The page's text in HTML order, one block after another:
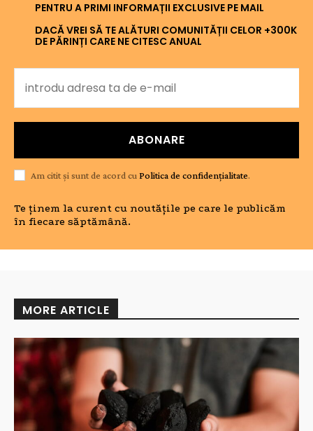
PENTRU A PRIMI INFORMAȚII EXCLUSIVE PE MAIL
DACĂ VREI SĂ TE ALĂTURI COMUNITĂȚII CELOR +300K
DE PĂRINȚI CARE NE CITESC ANUAL
ABONARE
Am citit și sunt de acord cu Politica de confidențialitate.
Te ținem la curent cu noutățile pe care le publicăm
în fiecare săptămână.
MORE ARTICLE